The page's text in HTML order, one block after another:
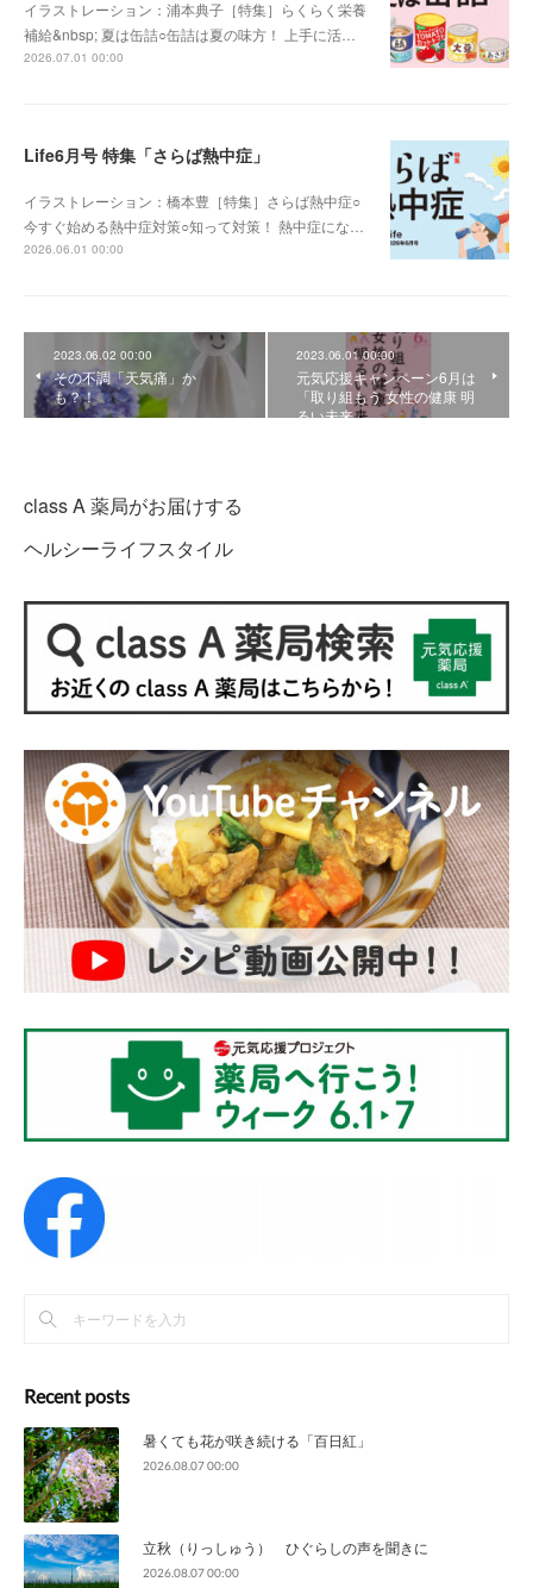
イラストレーション：浦本典子［特集］らくらく栄養
補給&nbsp; 夏は缶詰○缶詰は夏の味方！ 上手に活…
2026.07.01 00:00
Life6月号 特集「さらば熱中症」
イラストレーション：橋本豊［特集］さらば熱中症○
今すぐ始める熱中症対策○知って対策！ 熱中症にな…
2026.06.01 00:00
2023.06.02 00:00
その不調「天気痛」か
も？！
2023.06.01 00:00
元気応援キャンペーン6月は
「取り組もう 女性の健康 明
るい未来」
class A 薬局がお届けする
ヘルシーライフスタイル
Recent posts
暑くても花が咲き続ける「百日紅」
2026.08.07 00:00
立秋（りっしゅう） ひぐらしの声を聞きに
2026.08.07 00:00